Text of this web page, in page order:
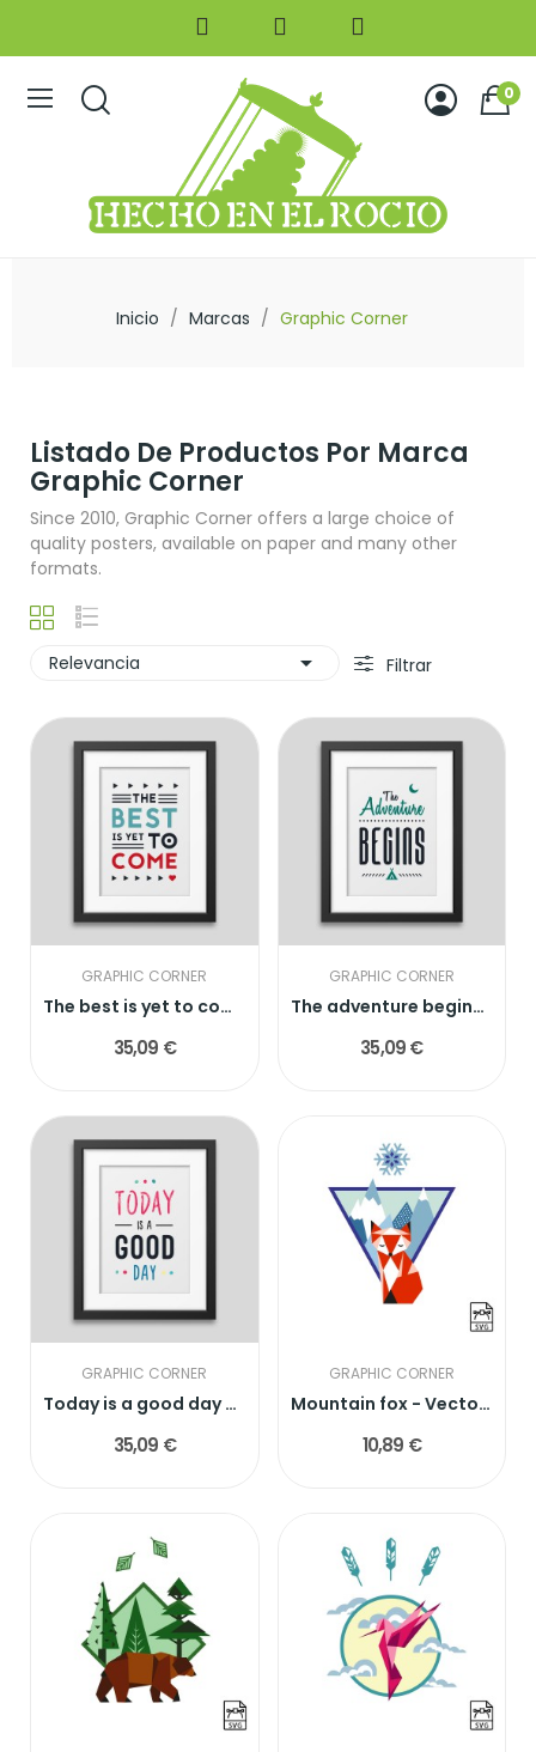
0
Inicio Marcas Graphic Corner
Listado De Productos Por Marca
Graphic Corner
Since 2010, Graphic Corner offers a large choice of
quality posters, available on paper and many other
formats.
Relevancia  Filtrar
GRAPHIC CORNER
The best is yet to come' Framed poster
35,09 €
GRAPHIC CORNER
The adventure begins Framed poster
35,09 €
GRAPHIC CORNER
Today is a good day Framed poster
35,09 €
GRAPHIC CORNER
Mountain fox - Vector graphics
10,89 €